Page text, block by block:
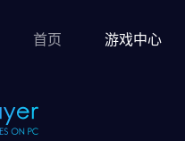
首页 游戏中心